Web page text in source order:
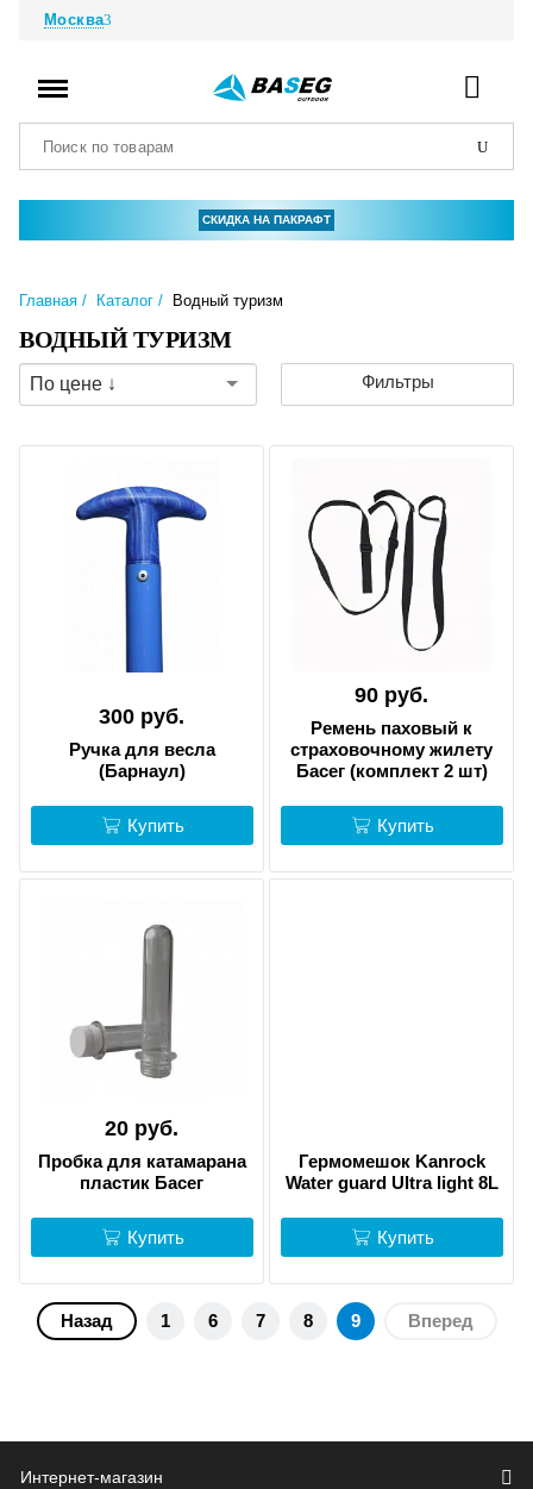
Москва
СКИДКА НА ПАКРАФТ
Главная Каталог Водный туризм
ВОДНЫЙ ТУРИЗМ
По цене ↓ Фильтры
300 руб.
Ручка для весла
(Барнаул)
Купить
90 руб.
Ремень паховый к
страховочному жилету
Басег (комплект 2 шт)
Купить
20 руб.
Пробка для катамарана
пластик Басег
Купить
Гермомешок Kanrock
Water guard Ultra light 8L
Купить
Назад 1 6 7 8 9 Вперед
Интернет-магазин